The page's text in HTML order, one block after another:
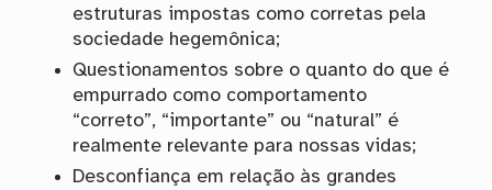
estruturas impostas como corretas pela
sociedade hegemônica;
Questionamentos sobre o quanto do que é
empurrado como comportamento
“correto”, “importante” ou “natural” é
realmente relevante para nossas vidas;
Desconfiança em relação às grandes